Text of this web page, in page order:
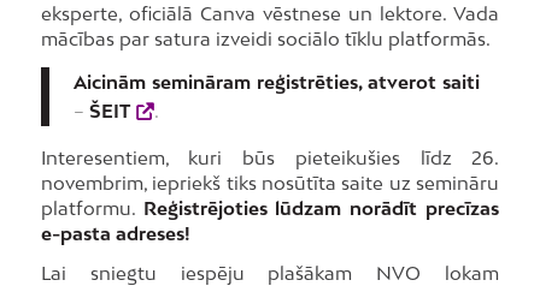
eksperte, oficiālā Canva vēstnese un lektore. Vada
mācības par satura izveidi sociālo tīklu platformās.
Aicinām semināram reģistrēties, atverot saiti
– ŠEIT .
Interesentiem, kuri būs pieteikušies līdz 26.
novembrim, iepriekš tiks nosūtīta saite uz semināru
platformu. Reģistrējoties lūdzam norādīt precīzas
e-pasta adreses!
Lai sniegtu iespēju plašākam NVO lokam